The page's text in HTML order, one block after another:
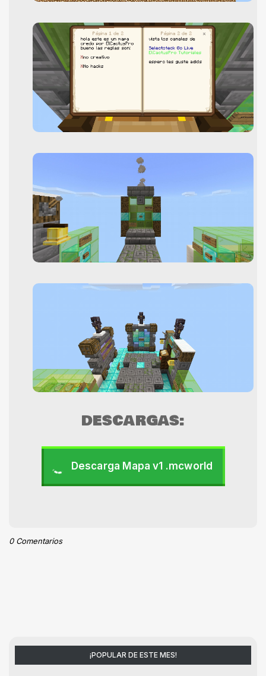
DESCARGAS:
Descarga Mapa v1 .mcworld
0 Comentarios
¡POPULAR DE ESTE MES!